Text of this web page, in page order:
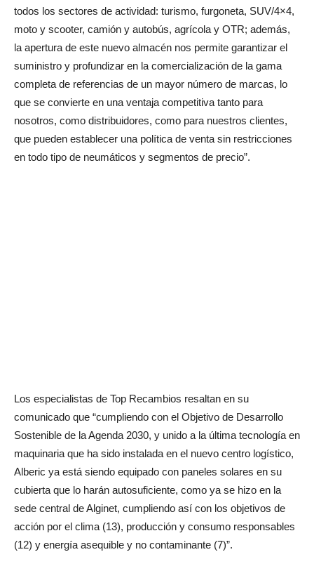
todos los sectores de actividad: turismo, furgoneta, SUV/4×4,
moto y scooter, camión y autobús, agrícola y OTR; además,
la apertura de este nuevo almacén nos permite garantizar el
suministro y profundizar en la comercialización de la gama
completa de referencias de un mayor número de marcas, lo
que se convierte en una ventaja competitiva tanto para
nosotros, como distribuidores, como para nuestros clientes,
que pueden establecer una política de venta sin restricciones
en todo tipo de neumáticos y segmentos de precio”.
Los especialistas de Top Recambios resaltan en su
comunicado que “cumpliendo con el Objetivo de Desarrollo
Sostenible de la Agenda 2030, y unido a la última tecnología en
maquinaria que ha sido instalada en el nuevo centro logístico,
Alberic ya está siendo equipado con paneles solares en su
cubierta que lo harán autosuficiente, como ya se hizo en la
sede central de Alginet, cumpliendo así con los objetivos de
acción por el clima (13), producción y consumo responsables
(12) y energía asequible y no contaminante (7)”.